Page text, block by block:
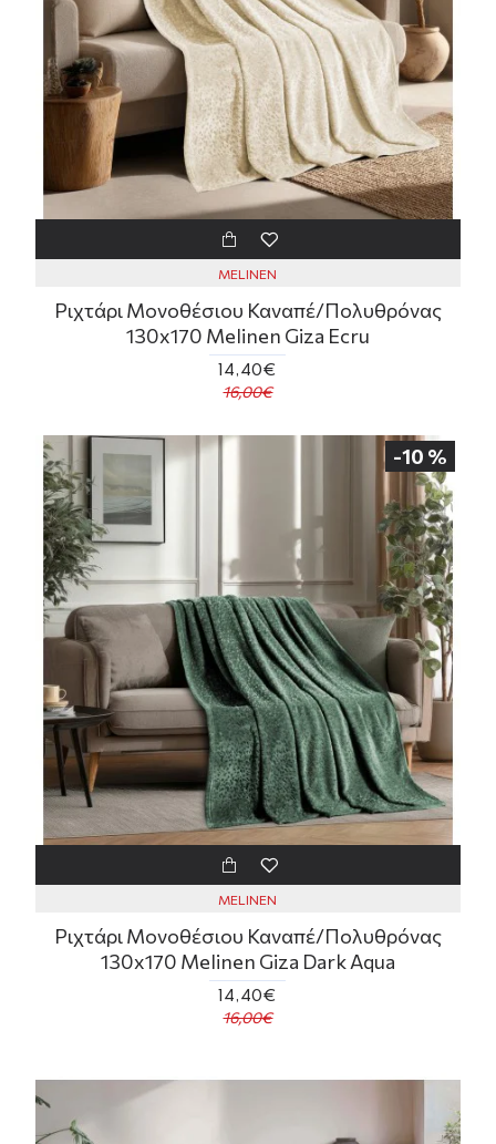
MELINEN
Ριχτάρι Μονοθέσιου Καναπέ/Πολυθρόνας
130x170 Melinen Giza Ecru
14,40€
16,00€
-10 %
MELINEN
Ριχτάρι Μονοθέσιου Καναπέ/Πολυθρόνας
130x170 Melinen Giza Dark Aqua
14,40€
16,00€